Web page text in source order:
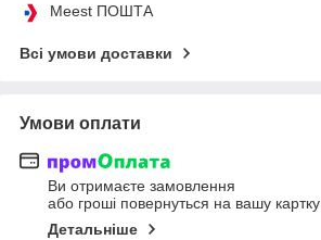
Meest ПОШТА
Всі умови доставки
Умови оплати
Ви отримаєте замовлення
або гроші повернуться на вашу картку
Детальніше